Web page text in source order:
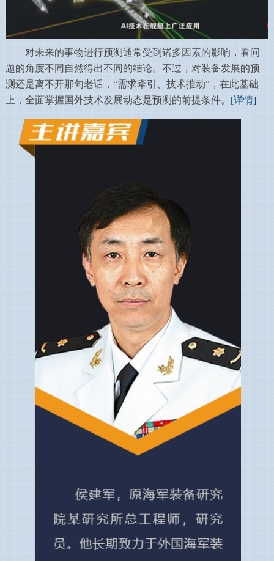
对未来的事物进行预测通常受到诸多因素的影响，看问
题的角度不同自然得出不同的结论。不过，对装备发展的预
测还是离不开那句老话，“需求牵引、技术推动”，在此基础
上，全面掌握国外技术发展动态是预测的前提条件。 [详情]